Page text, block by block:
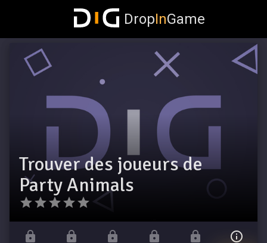
DropInGame
Trouver des joueurs de
Party Animals